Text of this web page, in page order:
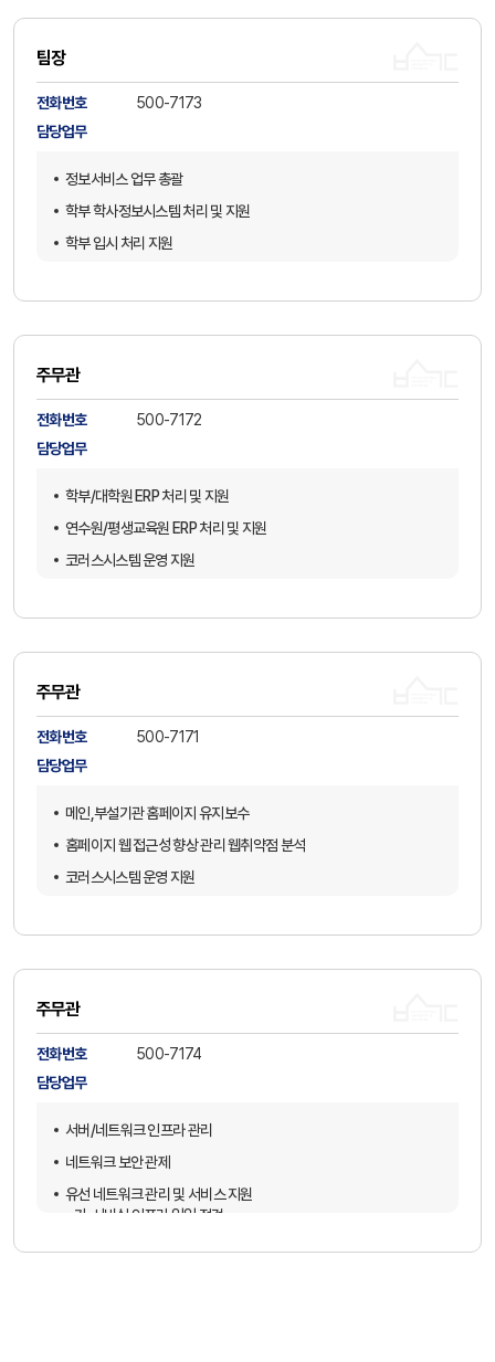
팀장
전화번호
500-7173
담당업무
정보서비스 업무 총괄
학부 학사정보시스템 처리 및 지원
학부 입시 처리 지원
코러스시스템 운영 지원
공인인증서 발급 및 관리
전자문서시스템 관리
통합 및 시스템별 유지보수 계약 체결
신규 정보화 사업 추진
전자문서 수/발신 처리
정보전산원 운영위원회 관리
주무관
전화번호
500-7172
담당업무
학부/대학원 ERP 처리 및 지원
연수원/평생교육원 ERP 처리 및 지원
코러스시스템 운영 지원
학부/대학원 입시 처리
학부/대학원 등록업무 처리
학부/대학원 장학 및 학자금 대출 업무 지원
서버/네트워크/보안 장비 인프라 관리
교육사이버안전센터 침해 대응
외부 용역업체 보안관리
월간 보안 동향 발간
주무관
전화번호
500-7171
담당업무
메인,부설기관 홈페이지 유지보수
홈페이지 웹 접근성 향상 관리 웹취약점 분석
코러스시스템 운영 지원
유․무선 네트워크 관리 및 서비스 지원
사이버 위기 대응 정책 수립 및 관리
각종 보안 시스템 관리
교육사이버안전센터 침해 대응 및 보안관제
IP 및 콘텐츠 계정 부여 및 관리
소프트웨어 관리 및 PMS 정책 설정
한새 웹진 및 멀티미디어 매체 제작 지원
주무관
전화번호
500-7174
담당업무
서버/네트워크 인프라 관리
네트워크 보안 관제
유선 네트워크 관리 및 서비스 지원
- 가. 서버실 인프라 일일 점검
- 다. 서버/네트워크 이상 상태 대응